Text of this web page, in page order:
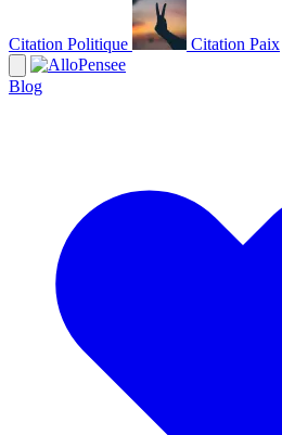
Citation Politique Citation Paix
Blog